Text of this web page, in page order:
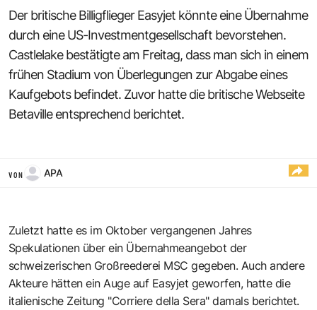
Der britische Billigflieger Easyjet könnte eine Übernahme
durch eine US-Investmentgesellschaft bevorstehen.
Castlelake bestätigte am Freitag, dass man sich in einem
frühen Stadium von Überlegungen zur Abgabe eines
Kaufgebots befindet. Zuvor hatte die britische Webseite
Betaville entsprechend berichtet.
VON APA
Zuletzt hatte es im Oktober vergangenen Jahres
Spekulationen über ein Übernahmeangebot der
schweizerischen Großreederei MSC gegeben. Auch andere
Akteure hätten ein Auge auf Easyjet geworfen, hatte die
italienische Zeitung "Corriere della Sera" damals berichtet.